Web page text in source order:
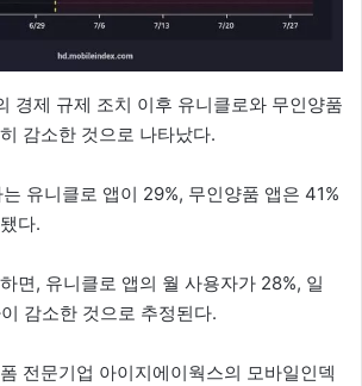
경제 규제 조치 이후 유니클로와 무인양품
감소한 것으로 나타났다.
유니클로 앱이 29%, 무인양품 앱은 41%
다.
면, 유니클로 앱의 월 사용자가 28%, 일
감소한 것으로 추정된다.
전문기업 아이지에이웍스의 모바일인덱